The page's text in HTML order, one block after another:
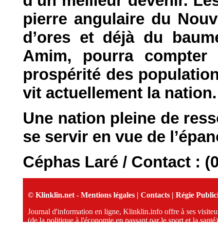
pierre angulaire du
d’ores et déjà du
Amim, pourra
prospérité des
vit actuellement la nation.
Une nation pleine de
se servir en vue de
Céphas Laré / Contact :
© Klinklin.net - Mentions légales | Contacts | Régie
Journal d'information en ligne, Klinklin.info offre à ses
(de la politique à l'économie en passant par le sport et la